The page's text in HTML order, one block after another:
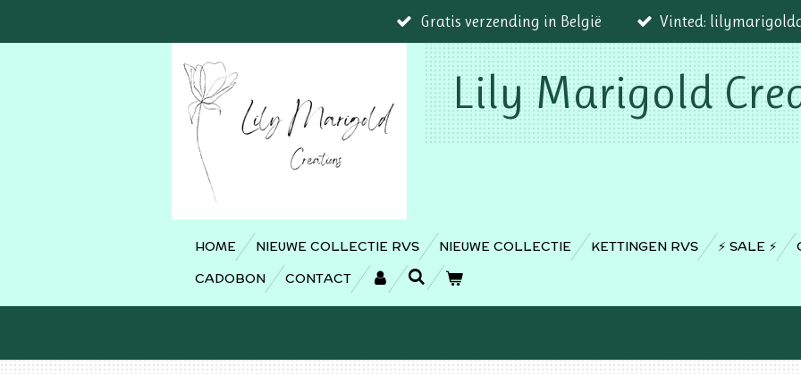
direct
Gratis verzending in België Vinted:
Lily Marigold
HOME NIEUWE COLLECTIE RVS NIEUWE COLLECTIE KETTINGEN RVS ⚡️ SALE ⚡️
CADOBON
CONTACT